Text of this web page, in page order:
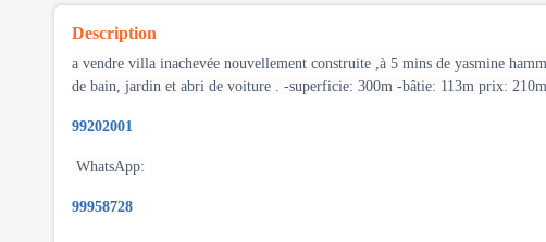
Description
a vendre villa inachevée nouvellement construite ,à 5 mins de yasmine
de bain, jardin et abri de voiture . -superficie: 300m -bâtie: 113m prix:
99202001
WhatsApp:
99958728